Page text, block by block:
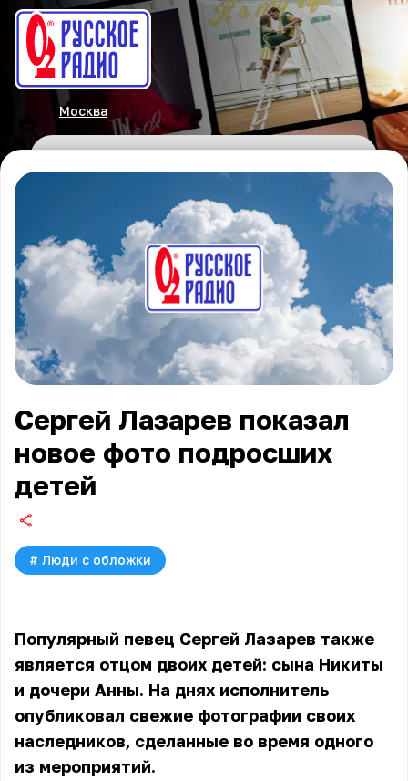
Москва
Сергей Лазарев показал
новое фото подросших
детей
# Люди с обложки
Популярный певец Сергей Лазарев также
является отцом двоих детей: сына Никиты
и дочери Анны. На днях исполнитель
опубликовал свежие фотографии своих
наследников, сделанные во время одного
из мероприятий.